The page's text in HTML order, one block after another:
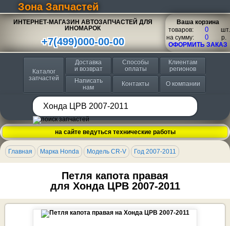
Зона Запчастей
ИНТЕРНЕТ-МАГАЗИН АВТОЗАПЧАСТЕЙ ДЛЯ
ИНОМАРОК
+7(499)000-00-00
Ваша корзина
товаров:
шт.
на сумму:
p.
ОФОРМИТЬ ЗАКАЗ
Каталог
запчастей
Доставка
и возврат
Способы
оплаты
Клиентам
регионов
Написать
нам
Контакты О компании
на сайте ведуться технические работы
Главная Марка Honda Модель CR-V Год 2007-2011
Петля капота правая
для Хонда ЦРВ 2007-2011